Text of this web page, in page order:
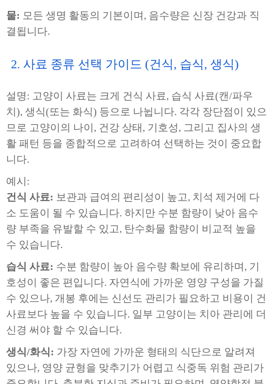
물: 모든 생명 활동의 기본이며, 음수량은 신장 건강과 직
결됩니다.
2. 사료 종류 선택 가이드 (건식, 습식, 생식)
설명: 고양이 사료는 크게 건식 사료, 습식 사료(캔/파우
치), 생식(또는 화식) 등으로 나뉩니다. 각각 장단점이 있으
므로 고양이의 나이, 건강 상태, 기호성, 그리고 집사의 생
활 패턴 등을 종합적으로 고려하여 선택하는 것이 중요합
니다.
예시:
건식 사료: 보관과 급여의 편리성이 높고, 치석 제거에 다
소 도움이 될 수 있습니다. 하지만 수분 함량이 낮아 음수
량 부족을 유발할 수 있고, 탄수화물 함량이 비교적 높을
수 있습니다.
습식 사료: 수분 함량이 높아 음수량 확보에 유리하며, 기
호성이 좋은 편입니다. 자연식에 가까운 영양 구성을 가질
수 있으나, 개봉 후에는 신선도 관리가 필요하고 비용이 건
사료보다 높을 수 있습니다. 일부 고양이는 치아 관리에 더
신경 써야 할 수 있습니다.
생식/화식: 가장 자연에 가까운 형태의 식단으로 알려져
있으나, 영양 균형을 맞추기가 어렵고 식중독 위험 관리가